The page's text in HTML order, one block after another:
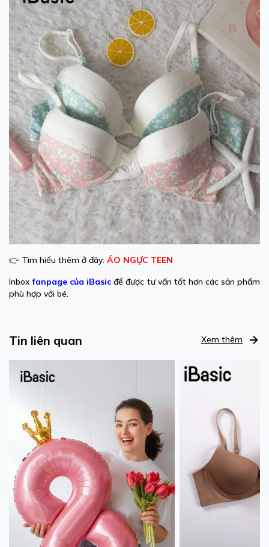
👉 Tìm hiểu thêm ở đây: ÁO NGỰC TEEN
Inboxfanpage của iBasic để được tư vấn tốt hơn các sản phẩm
phù hợp với bé.
Tin liên quan Xem thêm